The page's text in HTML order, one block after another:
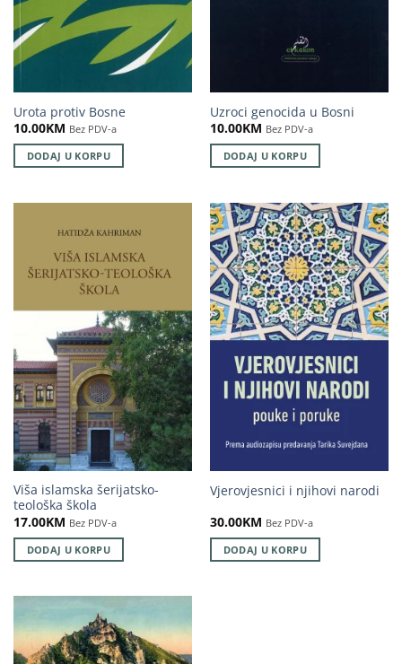
Urota protiv Bosne
10.00KM Bez PDV-a
DODAJ U KORPU
Uzroci genocida u Bosni
10.00KM Bez PDV-a
DODAJ U KORPU
Viša islamska šerijatsko-
teološka škola
17.00KM Bez PDV-a
DODAJ U KORPU
Vjerovjesnici i njihovi narodi
30.00KM Bez PDV-a
DODAJ U KORPU